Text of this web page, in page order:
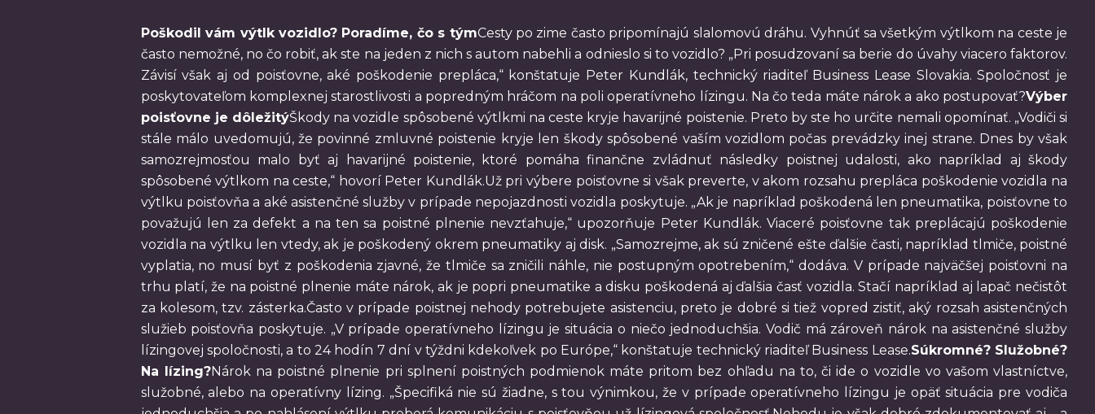
Poškodil vám výtlk vozidlo? Poradíme, čo s týmCesty po zime často pripomínajú slalomovú dráhu. Vyhnúť sa všetkým výtlkom na ceste je
často nemožné, no čo robiť, ak ste na jeden z nich s autom nabehli a odnieslo si to vozidlo? „Pri posudzovaní sa berie do úvahy viacero faktorov.
Závisí však aj od poisťovne, aké poškodenie prepláca,“ konštatuje Peter Kundlák, technický riaditeľ Business Lease Slovakia. Spoločnosť je
poskytovateľom komplexnej starostlivosti a popredným hráčom na poli operatívneho lízingu. Na čo teda máte nárok a ako postupovať?Výber
poisťovne je dôležitýŠkody na vozidle spôsobené výtlkmi na ceste kryje havarijné poistenie. Preto by ste ho určite nemali opomínať. „Vodiči si
stále málo uvedomujú, že povinné zmluvné poistenie kryje len škody spôsobené vaším vozidlom počas prevádzky inej strane. Dnes by však
samozrejmosťou malo byť aj havarijné poistenie, ktoré pomáha finančne zvládnuť následky poistnej udalosti, ako napríklad aj škody
spôsobené výtlkom na ceste,“ hovorí Peter Kundlák.Už pri výbere poisťovne si však preverte, v akom rozsahu prepláca poškodenie vozidla na
výtlku poisťovňa a aké asistenčné služby v prípade nepojazdnosti vozidla poskytuje. „Ak je napríklad poškodená len pneumatika, poisťovne to
považujú len za defekt a na ten sa poistné plnenie nevzťahuje,“ upozorňuje Peter Kundlák. Viaceré poisťovne tak preplácajú poškodenie
vozidla na výtlku len vtedy, ak je poškodený okrem pneumatiky aj disk. „Samozrejme, ak sú zničené ešte ďalšie časti, napríklad tlmiče, poistné
vyplatia, no musí byť z poškodenia zjavné, že tlmiče sa zničili náhle, nie postupným opotrebením,“ dodáva. V prípade najväčšej poisťovni na
trhu platí, že na poistné plnenie máte nárok, ak je popri pneumatike a disku poškodená aj ďalšia časť vozidla. Stačí napríklad aj lapač nečistôt
za kolesom, tzv. zásterka.Často v prípade poistnej nehody potrebujete asistenciu, preto je dobré si tiež vopred zistiť, aký rozsah asistenčných
služieb poisťovňa poskytuje. „V prípade operatívneho lízingu je situácia o niečo jednoduchšia. Vodič má zároveň nárok na asistenčné služby
lízingovej spoločnosti, a to 24 hodín 7 dní v týždni kdekoľvek po Európe,“ konštatuje technický riaditeľ Business Lease.Súkromné? Služobné?
Na lízing?Nárok na poistné plnenie pri splnení poistných podmienok máte pritom bez ohľadu na to, či ide o vozidle vo vašom vlastníctve,
služobné, alebo na operatívny lízing. „Špecifiká nie sú žiadne, s tou výnimkou, že v prípade operatívneho lízingu je opäť situácia pre vodiča